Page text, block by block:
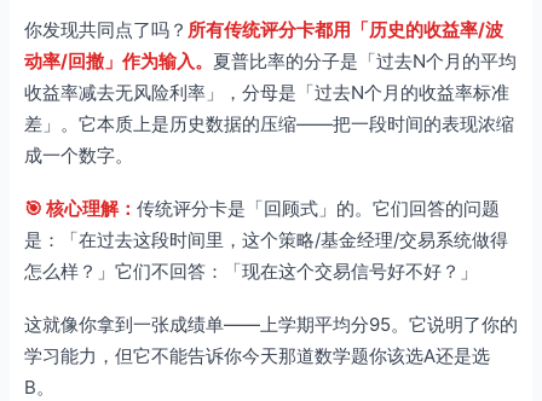
你发现共同点了吗？ 所有传统评分卡都用「历史的收益率/波
动率/回撤」作为输入。 夏普比率的分子是「过去N个月的平均
收益率减去无风险利率」，分母是「过去N个月的收益率标准
差」。它本质上是历史数据的压缩——把一段时间的表现浓缩
成一个数字。
🎯 核心理解： 传统评分卡是「回顾式」的。它们回答的问题
是：「在过去这段时间里，这个策略/基金经理/交易系统做得
怎么样？」它们不回答：「现在这个交易信号好不好？」
这就像你拿到一张成绩单——上学期平均分95。它说明了你的
学习能力，但它不能告诉你今天那道数学题你该选A还是选
B。